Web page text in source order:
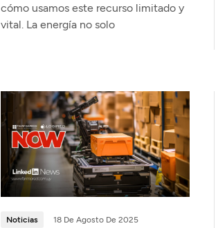
cómo usamos este recurso limitado y
vital. La energía no solo
Noticias 18 De Agosto De 2025